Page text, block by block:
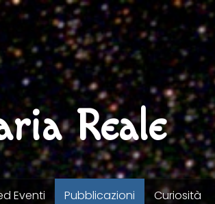
Reale
Eventi Pubblicazioni Curiosità